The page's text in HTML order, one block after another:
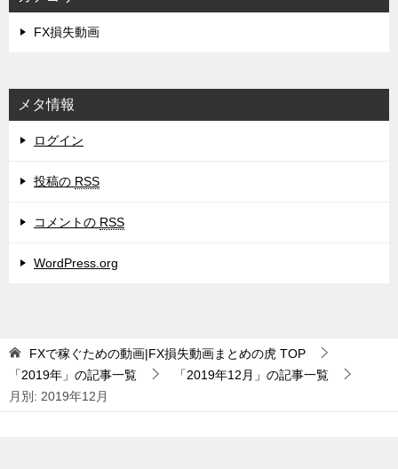
FX損失動画
メタ情報
ログイン
投稿の RSS
コメントの RSS
WordPress.org
FXで稼ぐための動画|FX損失動画まとめの虎 TOP
「2019年」の記事一覧
「2019年12月」の記事一覧
月別: 2019年12月